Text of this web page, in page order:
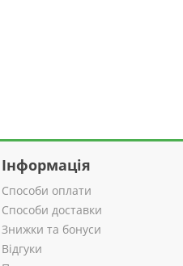
Інформація
Способи оплати
Способи доставки
Знижки та бонуси
Відгуки